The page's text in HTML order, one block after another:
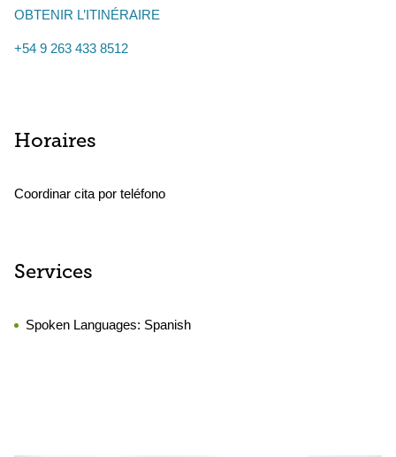
OBTENIR L’ITINÉRAIRE
+54 9 263 433 8512
Horaires
Coordinar cita por teléfono
Services
Spoken Languages: Spanish